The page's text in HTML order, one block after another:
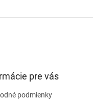
pre vás
podmienky